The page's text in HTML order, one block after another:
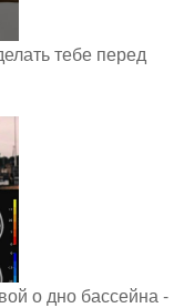
тебе перед
о дно бассейна -